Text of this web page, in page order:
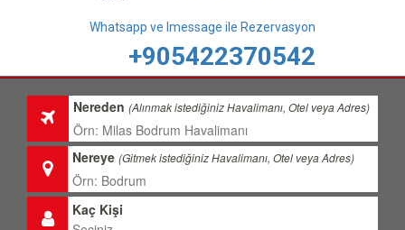
Transfer
Fiyatları
Transfer
Bölgelerimiz
Hizmetlerimiz
Hakkımızda
Whatsapp ve Imessage ile Rezervasyon
+905422370542
Nereden(Alınmak istediğiniz Havalimanı, Otel veya Adres)
Nereye(Gitmek istediğiniz Havalimanı, Otel veya Adres)
Kaç Kişi